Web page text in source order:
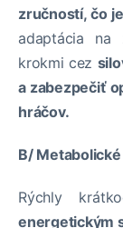
zručností, čo
adaptácia na
krokmi cez
a zabezpečiť
hráčov.
B/
Rýchly
energetickým